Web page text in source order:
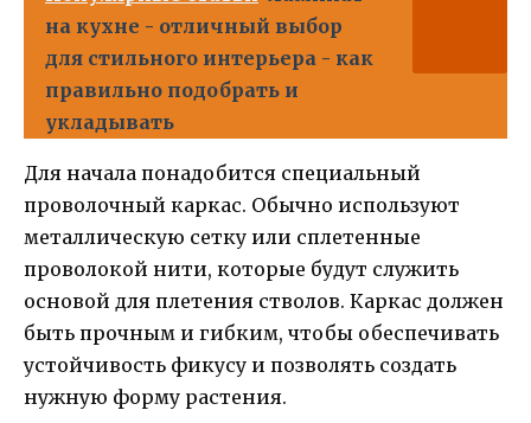
на кухне - отличный выбор
для стильного интерьера - как
правильно подобрать и
укладывать
Для начала понадобится специальный
проволочный каркас. Обычно используют
металлическую сетку или сплетенные
проволокой нити, которые будут служить
основой для плетения стволов. Каркас должен
быть прочным и гибким, чтобы обеспечивать
устойчивость фикусу и позволять создать
нужную форму растения.